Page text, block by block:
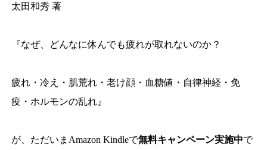
太田和秀 著
『なぜ、どんなに休んでも疲れが取れないのか？
疲れ・冷え・肌荒れ・老け顔・血糖値・自律神経・免
疫・ホルモンの乱れ』
が、ただいまAmazon Kindleで無料キャンペーン実施中で